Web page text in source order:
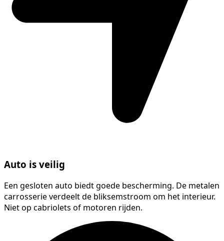
Auto is veilig
Een gesloten auto biedt goede bescherming. De metalen
carrosserie verdeelt de bliksemstroom om het interieur.
Niet op cabriolets of motoren rijden.